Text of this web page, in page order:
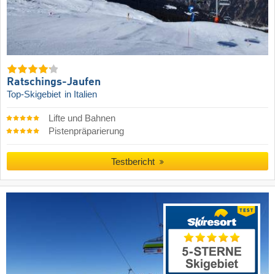
Ratschings-Jaufen
Top-Skigebiet in Italien
Lifte und Bahnen
Pistenpräparierung
Testbericht